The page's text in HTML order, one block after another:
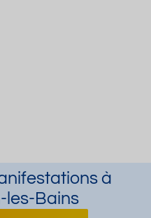
à
les-Bains